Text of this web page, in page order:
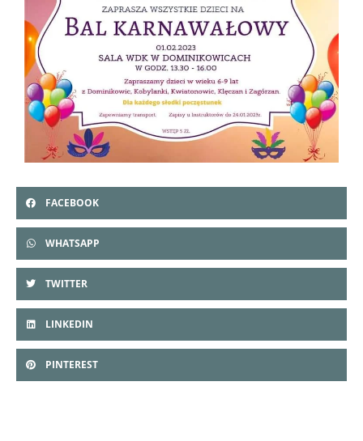
FACEBOOK
WHATSAPP
TWITTER
LINKEDIN
PINTEREST